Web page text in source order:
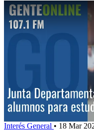
Interés General • 18 Mar